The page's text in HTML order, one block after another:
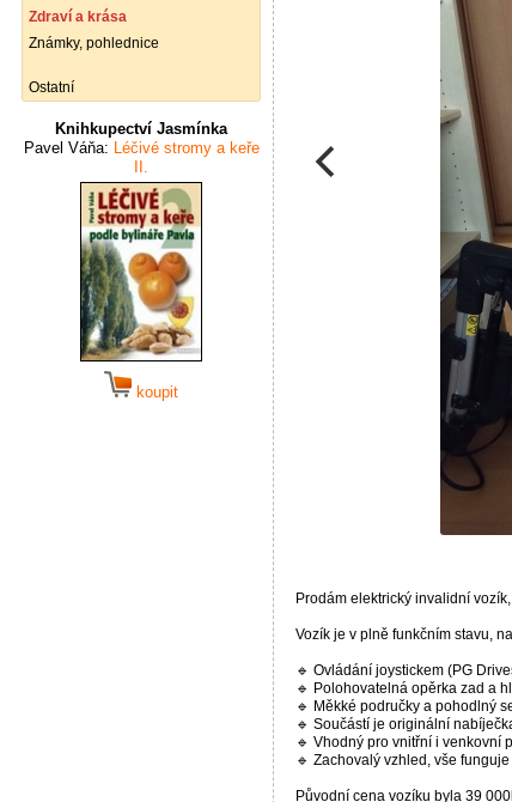
Zdraví a krása
Známky, pohlednice
Ostatní
Knihkupectví Jasmínka
Pavel Váňa: Léčivé stromy a keře
II.
koupit
Prodám elektrický invalidní
Vozík je v plně funkčním stavu,
🔹 Ovládání joystickem (PG
🔹 Polohovatelná opěrka zad a
🔹 Měkké područky a pohodlný
🔹 Součástí je originální
🔹 Vhodný pro vnitřní i venkovní
🔹 Zachovalý vzhled, vše
Původní cena vozíku byla 39